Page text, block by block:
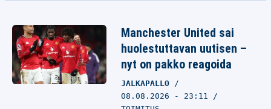
Manchester United sai
huolestuttavan uutisen –
nyt on pakko reagoida
JALKAPALLO
08.08.2026 - 23:11